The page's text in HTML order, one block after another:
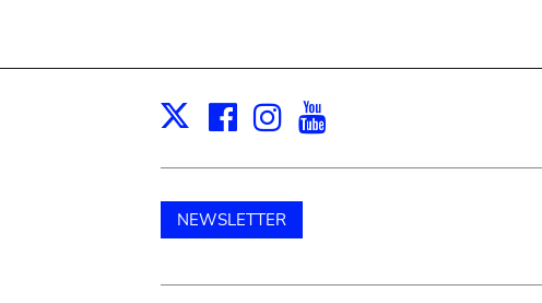
X Facebook
Instagram
NEWSLETTER